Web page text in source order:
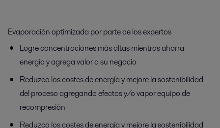
Evaporación optimizada por parte de los expertos
Logre concentraciones más altas mientras ahorra
energía y agrega valor a su negocio
Reduzca los costes de energía y mejore la sostenibilidad
del proceso agregando efectos y/o vaporequipo de
recompresión
Reduzca los costes de energía y mejore la sostenibilidad